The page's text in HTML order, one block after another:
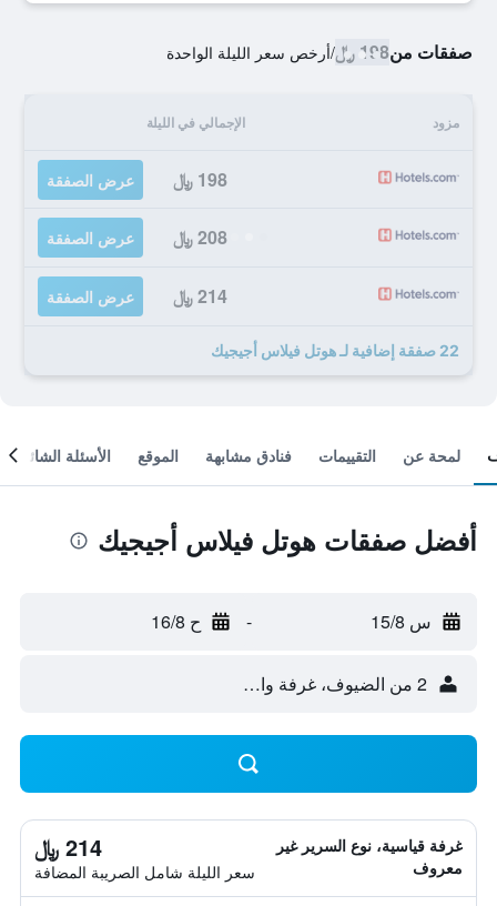
صفقات من198 ﷼ /أرخص سعر الليلة الواحدة
مزود الإجمالي في الليلة
198 ﷼ عرض الصفقة
208 ﷼ عرض الصفقة
214 ﷼ عرض الصفقة
22 صفقة إضافية لـ هوتل فيلاس أجيجيك
لمحة عن التقييمات فنادق مشابهة الموقع الأسئلة الشائعة
أفضل صفقات هوتل فيلاس أجيجيك
س 15/8 - ح 16/8
2 من الضيوف، غرفة واحدة
غرفة قياسية، نوع السرير غير
معروف
214 ﷼
سعر الليلة شامل الصريبة المضافة